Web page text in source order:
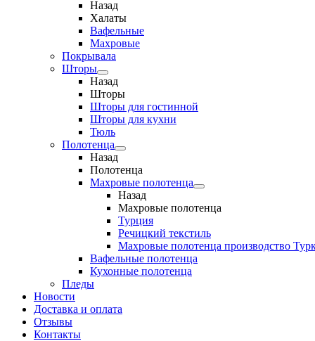
Назад
Халаты
Вафельные
Махровые
Покрывала
Шторы
Назад
Шторы
Шторы для гостинной
Шторы для кухни
Тюль
Полотенца
Назад
Полотенца
Махровые полотенца
Назад
Махровые полотенца
Турция
Речицкий текстиль
Махровые полотенца производство
Вафельные полотенца
Кухонные полотенца
Пледы
Новости
Доставка и оплата
Отзывы
Контакты